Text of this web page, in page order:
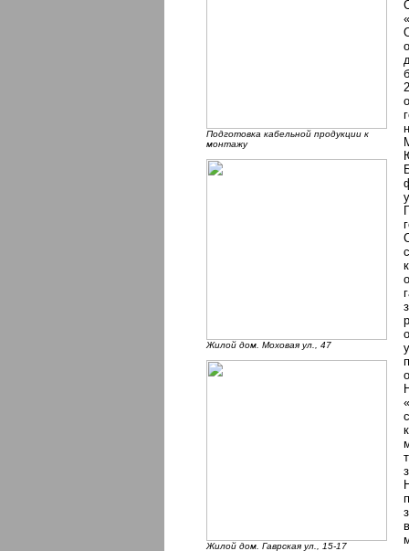
Подготовка кабельной продукции к
монтажу
Жилой дом. Моховая ул., 47
Жилой дом. Гаврская ул., 15-17